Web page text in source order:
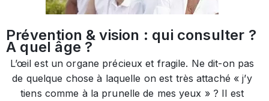
Prévention & vision : qui consulter ?
A quel âge ?
L’œil est un organe précieux et fragile. Ne dit-on pas
de quelque chose à laquelle on est très attaché « j’y
tiens comme à la prunelle de mes yeux » ? Il est